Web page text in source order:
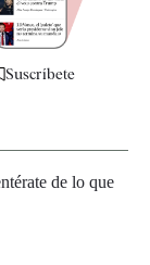
Suscríbete
de lo que